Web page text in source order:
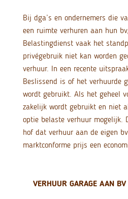
Bij dga’s en ondernemers die
een ruimte verhuren aan hun
Belastingdienst vaak het
privégebruik niet kan worden
verhuur. In een recente
Beslissend is of het verhuurde
wordt gebruikt. Als het geheel
zakelijk wordt gebruikt en niet
optie belaste verhuur mogelijk.
hof dat verhuur aan de eigen
marktconforme prijs een
VERHUUR GARAGE AAN BV